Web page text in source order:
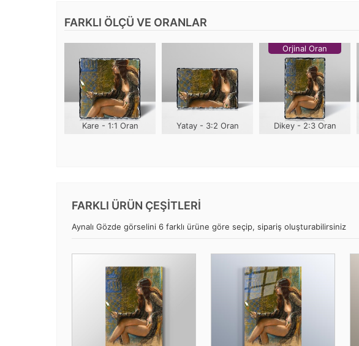
FARKLI ÖLÇÜ VE ORANLAR
Kare - 1:1 Oran Yatay - 3:2 Oran
Orjinal Oran
Dikey - 2:3 Oran
FARKLI ÜRÜN ÇEŞİTLERİ
Aynalı Gözde görselini 6 farklı ürüne göre seçip, sipariş oluşturabilirsiniz